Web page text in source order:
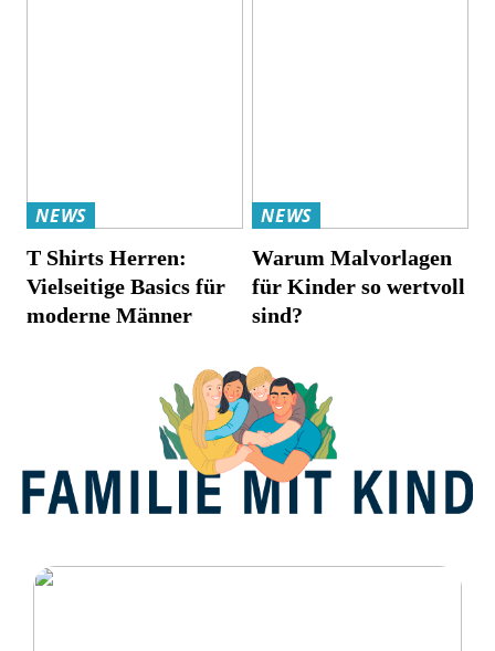
NEWS
T Shirts Herren:
Vielseitige Basics für
moderne Männer
NEWS
Warum Malvorlagen
für Kinder so wertvoll
sind?